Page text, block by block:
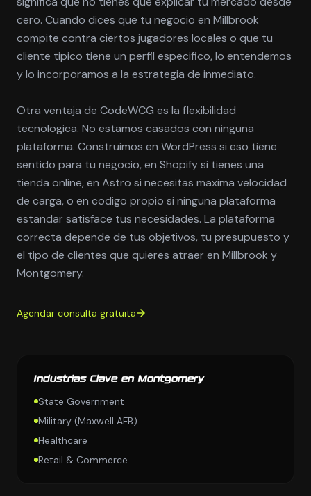
cero. Cuando dices que tu negocio en Millbrook
compite contra ciertos jugadores locales o que tu
cliente tipico tiene un perfil especifico, lo entendemos
y lo incorporamos a la estrategia de inmediato.
Otra ventaja de CodeWCG es la flexibilidad
tecnologica. No estamos casados con ninguna
plataforma. Construimos en WordPress si eso tiene
sentido para tu negocio, en Shopify si tienes una
tienda online, en Astro si necesitas maxima velocidad
de carga, o en codigo propio si ninguna plataforma
estandar satisface tus necesidades. La plataforma
correcta depende de tus objetivos, tu presupuesto y
el tipo de clientes que quieres atraer en Millbrook y
Montgomery.
Agendar consulta gratuita
Industrias Clave en Montgomery
State Government
Military (Maxwell AFB)
Healthcare
Retail & Commerce